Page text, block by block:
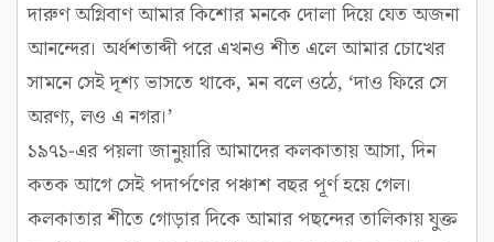
দারুণ অগ্নিবাণ আমার কিশোর মনকে দোলা দিয়ে যেত অজনা
আনন্দের। অর্ধশতাব্দী পরে এখনও শীত এলে আমার চোখের
সামনে সেই দৃশ্য ভাসতে থাকে, মন বলে ওঠে, ‘দাও ফিরে সে
অরণ্য, লও এ নগর।’
১৯৭১-এর পয়লা জানুয়ারি আমাদের কলকাতায় আসা, দিন
কতক আগে সেই পদার্পণের পঞ্চাশ বছর পূর্ণ হয়ে গেল।
কলকাতার শীতে গোড়ার দিকে আমার পছন্দের তালিকায় যুক্ত